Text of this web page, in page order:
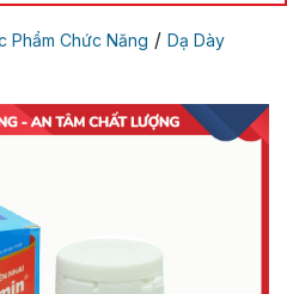
Phẩm Chức Năng / Dạ Dày